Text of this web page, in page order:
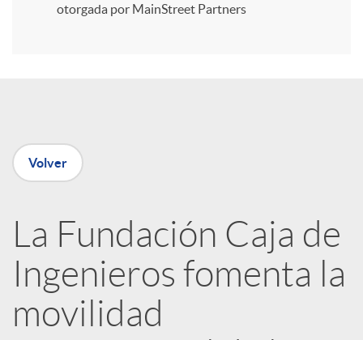
n
R
e
otorgada por MainStreet Partners
Volver
La Fundación Caja de
Ingenieros fomenta la
movilidad